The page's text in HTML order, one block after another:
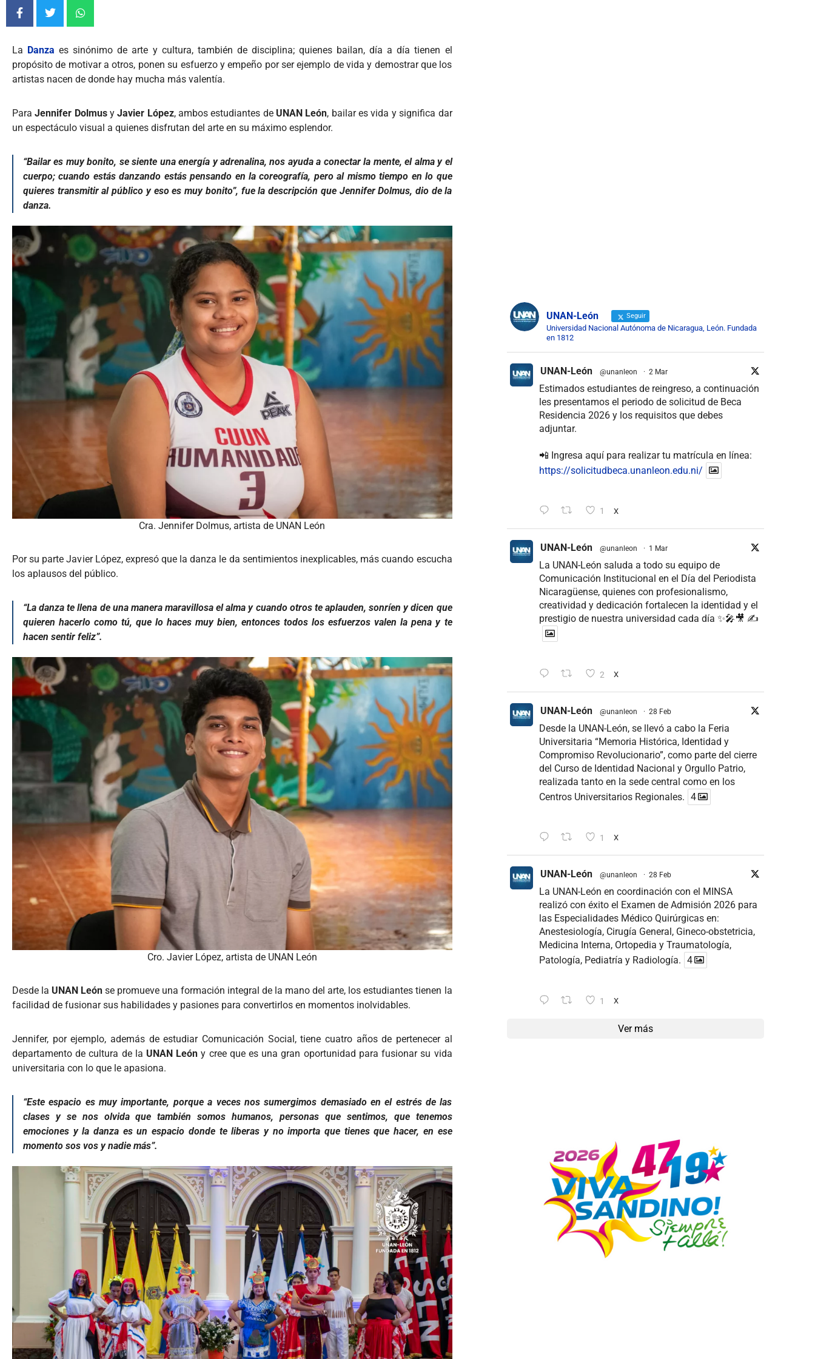
La Danzaes sinónimo de arte y cultura, también de disciplina; quienes bailan, día a día tienen el
propósito de motivar a otros, ponen su esfuerzo y empeño por ser ejemplo de vida y demostrar que los
artistas nacen de donde hay mucha más valentía.
ParaJennifer DolmusyJavier López, ambos estudiantes de UNAN León, bailar es vida y significa dar
un espectáculo visual a quienes disfrutan del arte en su máximo esplendor.
“Bailar es muy bonito, se siente una energía y adrenalina, nos ayuda a conectar la mente, el alma y el
cuerpo; cuando estás danzando estás pensando en la coreografía, pero al mismo tiempo en lo que
quieres transmitir al público y eso es muy bonito”, fue la descripción que Jennifer Dolmus, dio de la
danza.
Cra. Jennifer Dolmus, artista de UNAN León
Por su parte Javier López, expresó que la danza le da sentimientos inexplicables, más cuando escucha
los aplausos del público.
“La danza te llena de una manera maravillosa el alma y cuando otros te aplauden, sonríen y dicen que
quieren hacerlo como tú, que lo haces muy bien, entonces todos los esfuerzos valen la pena y te
hacen sentir feliz”.
Cro. Javier López, artista de UNAN León
Desde la UNAN León se promueve una formación integral de la mano del arte, los estudiantes tienen la
facilidad de fusionar sus habilidades y pasiones para convertirlos en momentos inolvidables.
Jennifer, por ejemplo, además de estudiar Comunicación Social, tiene cuatro años de pertenecer al
departamento de cultura de la UNAN León y cree que es una gran oportunidad para fusionar su vida
universitaria con lo que le apasiona.
“Este espacio es muy importante, porque a veces nos sumergimos demasiado en el estrés de las
clases y se nos olvida que también somos humanos, personas que sentimos, que tenemos
emociones y la danza es un espacio donde te liberas y no importa que tienes que hacer, en ese
momento sos vos y nadie más”.
UNAN-León Seguir
Universidad Nacional Autónoma de Nicaragua, León. Fundada
en 1812
UNAN-León @unanleon · 2 Mar
Estimados estudiantes de reingreso, a continuación
les presentamos el periodo de solicitud de Beca
Residencia 2026 y los requisitos que debes
adjuntar.
📲 Ingresa aquí para realizar tu matrícula en línea:
https://solicitudbeca.unanleon.edu.ni/
1 X
UNAN-León @unanleon · 1 Mar
La UNAN-León saluda a todo su equipo de
Comunicación Institucional en el Día del Periodista
Nicaragüense, quienes con profesionalismo,
creatividad y dedicación fortalecen la identidad y el
prestigio de nuestra universidad cada día ✨🎤🎥 ✍
2 X
UNAN-León @unanleon · 28 Feb
Desde la UNAN-León, se llevó a cabo la Feria
Universitaria “Memoria Histórica, Identidad y
Compromiso Revolucionario”, como parte del cierre
del Curso de Identidad Nacional y Orgullo Patrio,
realizada tanto en la sede central como en los
Centros Universitarios Regionales. 4
1 X
UNAN-León @unanleon · 28 Feb
La UNAN-León en coordinación con el MINSA
realizó con éxito el Examen de Admisión 2026 para
las Especialidades Médico Quirúrgicas en:
Anestesiología, Cirugía General, Gineco-obstetricia,
Medicina Interna, Ortopedia y Traumatología,
Patología, Pediatría y Radiología. 4
1 X
Ver más